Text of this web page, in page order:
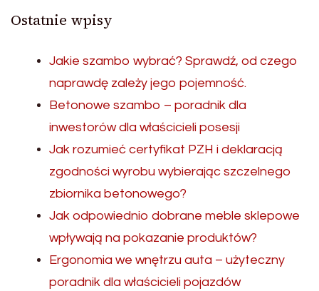
Ostatnie wpisy
Jakie szambo wybrać? Sprawdź, od czego
naprawdę zależy jego pojemność.
Betonowe szambo – poradnik dla
inwestorów dla właścicieli posesji
Jak rozumieć certyfikat PZH i deklaracją
zgodności wyrobu wybierając szczelnego
zbiornika betonowego?
Jak odpowiednio dobrane meble sklepowe
wpływają na pokazanie produktów?
Ergonomia we wnętrzu auta – użyteczny
poradnik dla właścicieli pojazdów